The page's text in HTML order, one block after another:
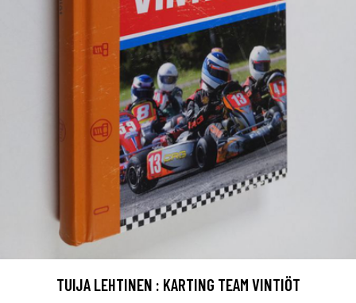
TUIJA LEHTINEN : KARTING TEAM VINTIÖT